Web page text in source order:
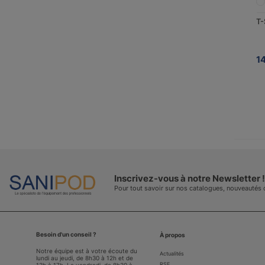
Inscrivez-vous à notre Newsletter !
Pour tout savoir sur nos catalogues, nouveautés
Besoin d'un conseil ?
Notre équipe est à votre écoute du
lundi au jeudi, de 8h30 à 12h et de
À propos
Actualités